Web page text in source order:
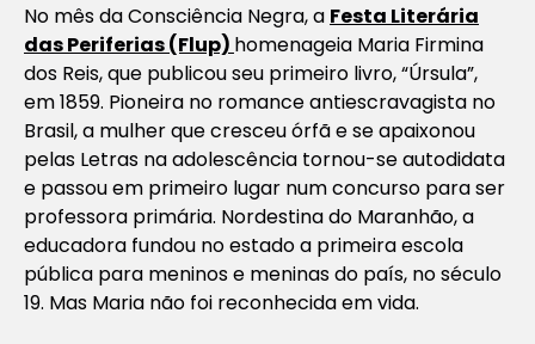
No mês da Consciência Negra, a Festa Literária
das Periferias (Flup) homenageia Maria Firmina
dos Reis, que publicou seu primeiro livro, “Úrsula”,
em 1859. Pioneira no romance antiescravagista no
Brasil, a mulher que cresceu órfã e se apaixonou
pelas Letras na adolescência tornou-se autodidata
e passou em primeiro lugar num concurso para ser
professora primária. Nordestina do Maranhão, a
educadora fundou no estado a primeira escola
pública para meninos e meninas do país, no século
19. Mas Maria não foi reconhecida em vida.